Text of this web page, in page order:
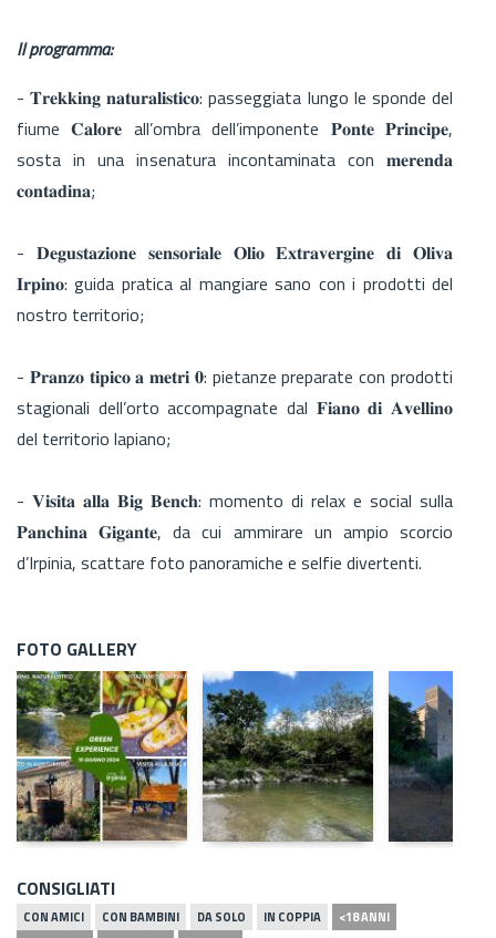
Il programma:
- 𝐓𝐫𝐞𝐤𝐤𝐢𝐧𝐠 𝐧𝐚𝐭𝐮𝐫𝐚𝐥𝐢𝐬𝐭𝐢𝐜𝐨: passeggiata lungo le sponde del
fiume 𝐂𝐚𝐥𝐨𝐫𝐞 all’ombra dell’imponente 𝐏𝐨𝐧𝐭𝐞 𝐏𝐫𝐢𝐧𝐜𝐢𝐩𝐞,
sosta in una insenatura incontaminata con 𝐦𝐞𝐫𝐞𝐧𝐝𝐚
𝐜𝐨𝐧𝐭𝐚𝐝𝐢𝐧𝐚;
- 𝐃𝐞𝐠𝐮𝐬𝐭𝐚𝐳𝐢𝐨𝐧𝐞 𝐬𝐞𝐧𝐬𝐨𝐫𝐢𝐚𝐥𝐞 𝐎𝐥𝐢𝐨 𝐄𝐱𝐭𝐫𝐚𝐯𝐞𝐫𝐠𝐢𝐧𝐞 𝐝𝐢 𝐎𝐥𝐢𝐯𝐚
𝐈𝐫𝐩𝐢𝐧𝐨: guida pratica al mangiare sano con i prodotti del
nostro territorio;
- 𝐏𝐫𝐚𝐧𝐳𝐨 𝐭𝐢𝐩𝐢𝐜𝐨 𝐚 𝐦𝐞𝐭𝐫𝐢 𝟎: pietanze preparate con prodotti
stagionali dell’orto accompagnate dal 𝐅𝐢𝐚𝐧𝐨 𝐝𝐢 𝐀𝐯𝐞𝐥𝐥𝐢𝐧𝐨
del territorio lapiano;
- 𝐕𝐢𝐬𝐢𝐭𝐚 𝐚𝐥𝐥𝐚 𝐁𝐢𝐠 𝐁𝐞𝐧𝐜𝐡: momento di relax e social sulla
𝐏𝐚𝐧𝐜𝐡𝐢𝐧𝐚 𝐆𝐢𝐠𝐚𝐧𝐭𝐞, da cui ammirare un ampio scorcio
d’Irpinia, scattare foto panoramiche e selfie divertenti.
FOTO GALLERY
CONSIGLIATI
CON AMICI CON BAMBINI DA SOLO IN COPPIA
<18 ANNI